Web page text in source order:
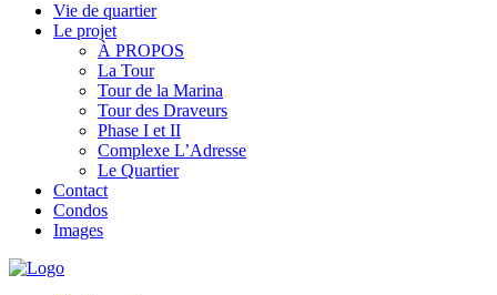
Vie de quartier
Le projet
À PROPOS
La Tour
Tour de la Marina
Tour des Draveurs
Phase I et II
Complexe L’Adresse
Le Quartier
Contact
Condos
Images